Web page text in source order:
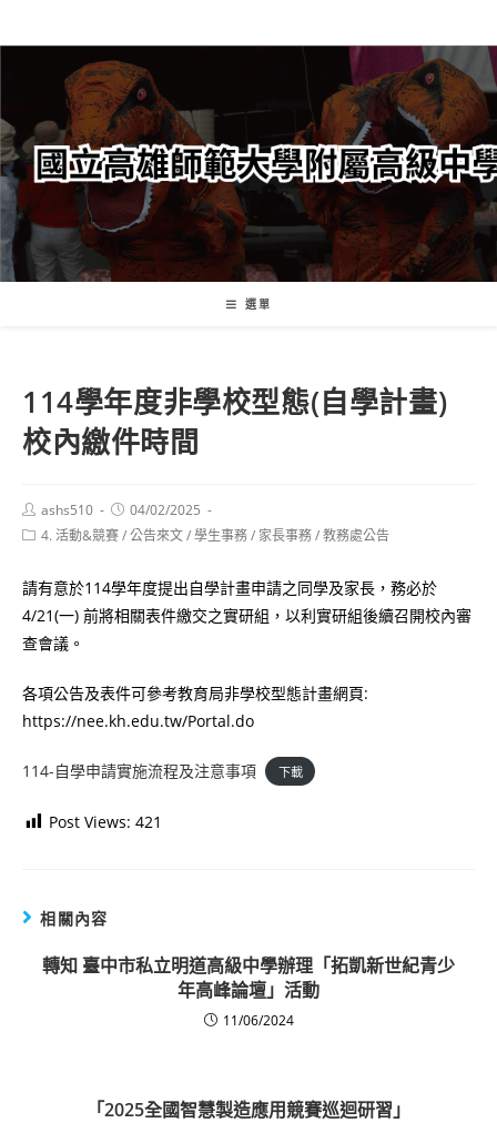
轉
要
內
容
選單
114學年度非學校型態(自學計畫)
校內繳件時間
Post
author:
ashs510
Post
published:
04/02/2025
Post4. 活動&競賽/公告來文/學生事務/ 家長事務/教務處公告
請有意於114學年度提出自學計畫申請之同學及家長，務必於
4/21(一) 前將相關表件繳交之實研組，以利實研組後續召開校內審
查會議。
各項公告及表件可參考教育局非學校型態計畫網頁:
https://nee.kh.edu.tw/Portal.do
114-自學申請實施流程及注意事項 下載
Post Views: 421
相關內容
轉知 臺中市私立明道高級中學辦理「拓凱新世紀青少
年高峰論壇」活動
11/06/2024
「2025全國智慧製造應用競賽巡迴研習」